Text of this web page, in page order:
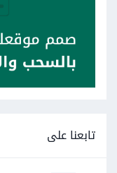
تابعنا على